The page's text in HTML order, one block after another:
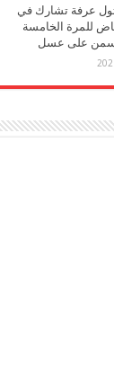
عرفة تشارك في
للمرة الخامسة
سمن على عسل